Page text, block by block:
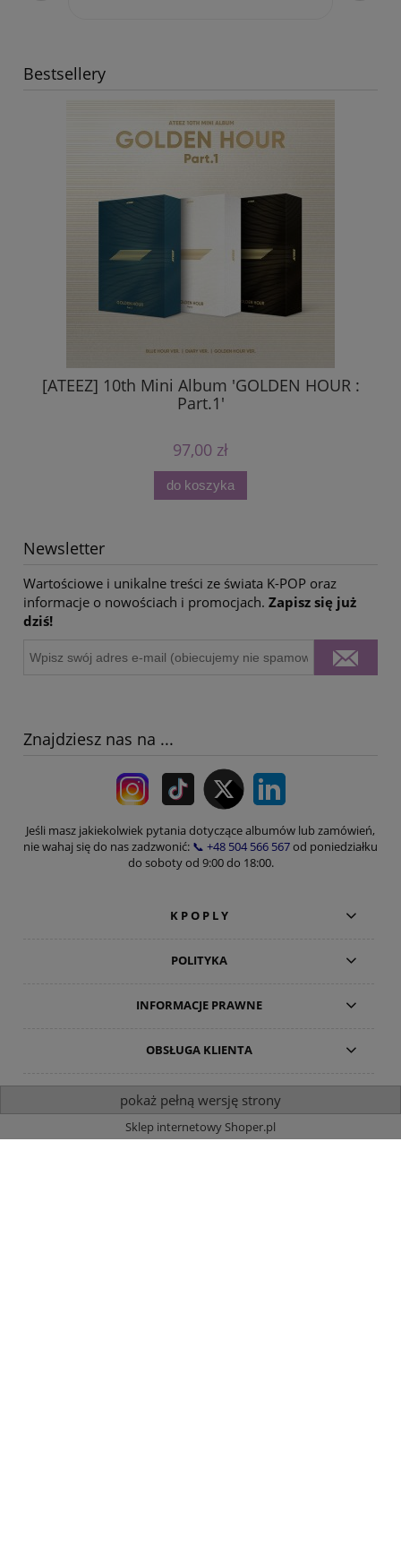
Bestsellery
[ATEEZ] 10th Mini Album 'GOLDEN HOUR :
Part.1'
97,00 zł
do koszyka
Newsletter
Wartościowe i unikalne treści ze świata K-POP oraz
informacje o nowościach i promocjach. Zapisz się już
dziś!
Znajdziesz nas na ...
Jeśli masz jakiekolwiek pytania dotyczące albumów lub zamówień,
nie wahaj się do nas zadzwonić: 📞 +48 504 566 567od poniedziałku
do soboty od 9:00 do 18:00.
K P O P L Y
POLITYKA
INFORMACJE PRAWNE
OBSŁUGA KLIENTA
pokaż pełną wersję strony
Sklep internetowy Shoper.pl